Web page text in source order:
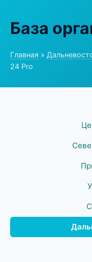
База
Главная »
24 Pro